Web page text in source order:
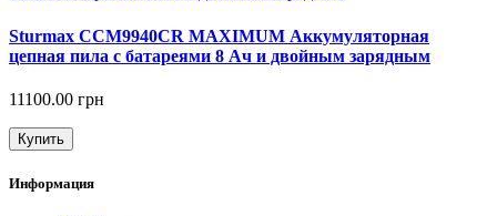
Sturmax CCM9940CR MAXIMUM Аккумуляторная
цепная пила с батареями 8 Ач и двойным зарядным
11100.00 грн
Купить
Информация